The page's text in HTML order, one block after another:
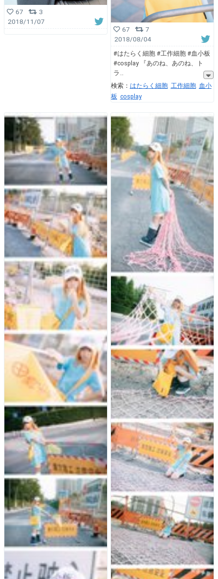
67
3
2018/11/07
67
7
2018/08/04
#はたらく細胞 #工作細胞 #血小板
#cosplay 『あのね、あのね、ト
ラ
検索： はたらく細胞 工作細胞 血小
板 cosplay